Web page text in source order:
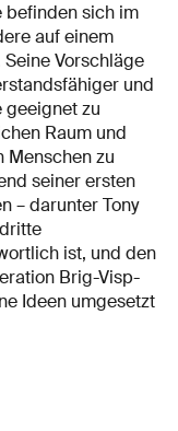
befinden sich im
auf einem
Vorschläge
und
geeignet zu
Raum und
Menschen zu
seiner ersten
– darunter Tony
ist, und den
Brig-Visp-
Ideen umgesetzt